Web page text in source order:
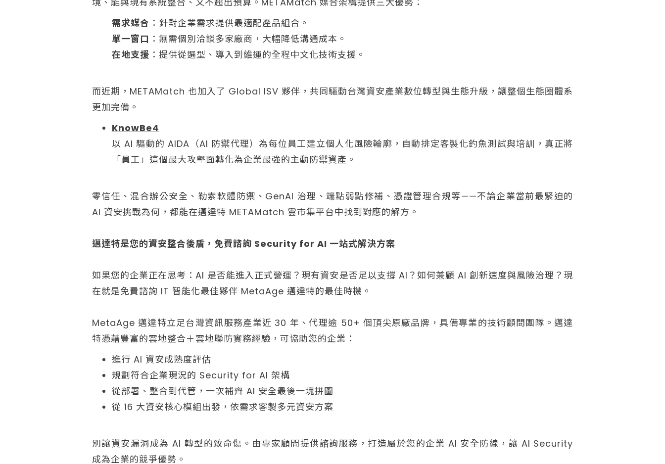
需求媒合 ：針對企業需求提供最適配產品組合。
單一窗口 ：無需個別洽談多家廠商，大幅降低溝通成本。
在地支援 ：提供從選型、導入到維運的全程中文化技術支援。
而近期，METAMatch 也加入了 Global ISV 夥伴，共同驅動台灣資安產業數位轉型與生態升級，讓整個生態圈體系
更加完備。
KnowBe4
以 AI 驅動的 AIDA（AI 防禦代理）為每位員工建立個人化風險輪廓，自動排定客製化釣魚測試與培訓，真正將
「員工」這個最大攻擊面轉化為企業最強的主動防禦資產。
零信任、混合辦公安全、勒索軟體防禦、GenAI 治理、端點弱點修補、憑證管理合規等——不論企業當前最緊迫的
AI 資安挑戰為何，都能在邁達特 METAMatch 雲市集平台中找到對應的解方。
邁達特是您的資安整合後盾，免費諮詢 Security for AI 一站式解決方案
如果您的企業正在思考：AI 是否能進入正式營運？現有資安是否足以支撐 AI？如何兼顧 AI 創新速度與風險治理？現
在就是免費諮詢 IT 智能化最佳夥伴 MetaAge 邁達特的最佳時機。
MetaAge 邁達特立足台灣資訊服務產業近 30 年、代理逾 50+ 個頂尖原廠品牌，具備專業的技術顧問團隊。邁達
特憑藉豐富的雲地整合＋雲地聯防實務經驗，可協助您的企業：
進行 AI 資安成熟度評估
規劃符合企業現況的 Security for AI 架構
從部署、整合到代管，一次補齊 AI 安全最後一塊拼圖
從 16 大資安核心模組出發，依需求客製多元資安方案
別讓資安漏洞成為 AI 轉型的致命傷。由專家顧問提供諮詢服務，打造屬於您的企業 AI 安全防線，讓 AI Security
成為企業的競爭優勢。